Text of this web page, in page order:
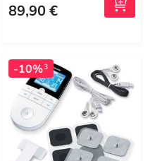
89,90 €
-10%3